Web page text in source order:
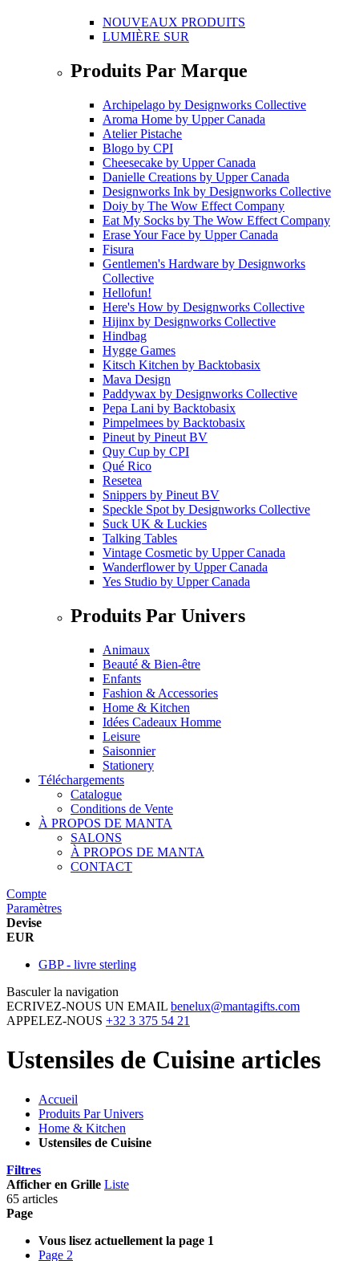
NOUVEAUX PRODUITS
LUMIÈRE SUR
Produits Par Marque
Archipelago by Designworks Collective
Aroma Home by Upper Canada
Atelier Pistache
Blogo by CPI
Cheesecake by Upper Canada
Danielle Creations by Upper Canada
Designworks Ink by Designworks Collective
Doiy by The Wow Effect Company
Eat My Socks by The Wow Effect Company
Erase Your Face by Upper Canada
Fisura
Gentlemen's Hardware by Designworks
Collective
Hellofun!
Here's How by Designworks Collective
Hijinx by Designworks Collective
Hindbag
Hygge Games
Kitsch Kitchen by Backtobasix
Mava Design
Paddywax by Designworks Collective
Pepa Lani by Backtobasix
Pimpelmees by Backtobasix
Pineut by Pineut BV
Quy Cup by CPI
Qué Rico
Resetea
Snippers by Pineut BV
Speckle Spot by Designworks Collective
Suck UK & Luckies
Talking Tables
Vintage Cosmetic by Upper Canada
Wanderflowerby Upper Canada
Yes Studio by Upper Canada
Produits Par Univers
Animaux
Beauté & Bien-être
Enfants
Fashion & Accessories
Home & Kitchen
Idées Cadeaux Homme
Leisure
Saisonnier
Stationery
Téléchargements
Catalogue
Conditions de Vente
À PROPOS DE MANTA
SALONS
À PROPOS DE MANTA
CONTACT
Compte
Paramètres
Devise
EUR
GBP - livre sterling
Basculer la navigation
ECRIVEZ-NOUS UN EMAIL benelux@mantagifts.com
APPELEZ-NOUS +32 3 375 54 21
Ustensiles de Cuisine articles
Accueil
Produits Par Univers
Home & Kitchen
Ustensiles de Cuisine
Filtres
Afficher en Grille Liste
65 articles
Page
Vous lisez actuellement la page 1
Page 2